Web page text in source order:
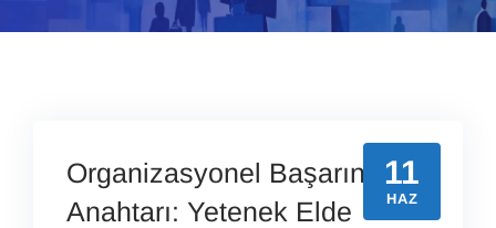
11
HAZ
Organizasyonel Başarının
Anahtarı: Yetenek Elde